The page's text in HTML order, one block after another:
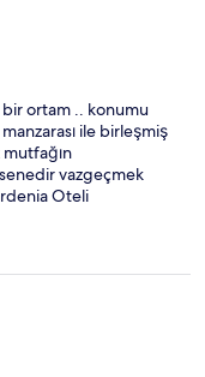
ortam .. konumu
ile birleşmiş
mutfağın
vazgeçmek
Oteli